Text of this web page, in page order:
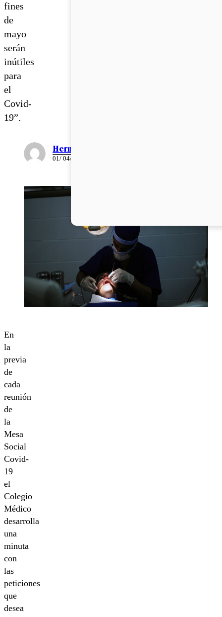
fines
de
mayo
serán
inútiles
para
el
Covid-
19”.
Hernán Claro
01/ 04/ 2020
En
la
previa
de
cada
reunión
de
la
Mesa
Social
Covid-
19
el
Colegio
Médico
desarrolla
una
minuta
con
las
peticiones
que
desea